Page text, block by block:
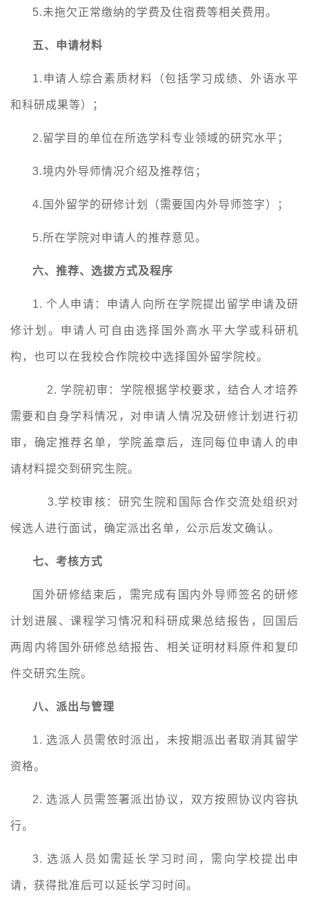
5.未拖欠正常缴纳的学费及住宿费等相关费用。
五、申请材料
1. 申请人综合素质材料（包括学习成绩、外语水平
和科研成果等）；
2.留学目的单位在所选学科专业领域的研究水平；
3.境内外导师情况介绍及推荐信；
4. 国外留学的研修计划（需要国内外导师签字）；
5.所在学院对申请人的推荐意见。
六、推荐、选拔方式及程序
1.个人申请：申请人向所在学院提出留学申请及研
修计划。申请人可自由选择国外高水平大学或科研机
构，也可以在我校合作院校中选择国外留学院校。
2. 学院初审：学院根据学校要求，结合人才培养
需要和自身学科情况，对申请人情况及研修计划进行初
审，确定推荐名单，学院盖章后，连同每位申请人的申
请材料提交到研究生院。
3.学校审核：研究生院和国际合作交流处组织对
候选人进行面试，确定派出名单，公示后发文确认。
七、考核方式
国外研修结束后，需完成有国内外导师签名的研修
计划进展、课程学习情况和科研成果总结报告，回国后
两周内将国外研修总结报告、相关证明材料原件和复印
件交研究生院。
八、派出与管理
1. 选派人员需依时派出，未按期派出者取消其留学
资格。
2. 选派人员需签署派出协议，双方按照协议内容执
行。
3. 选派人员如需延长学习时间，需向学校提出申
请，获得批准后可以延长学习时间。